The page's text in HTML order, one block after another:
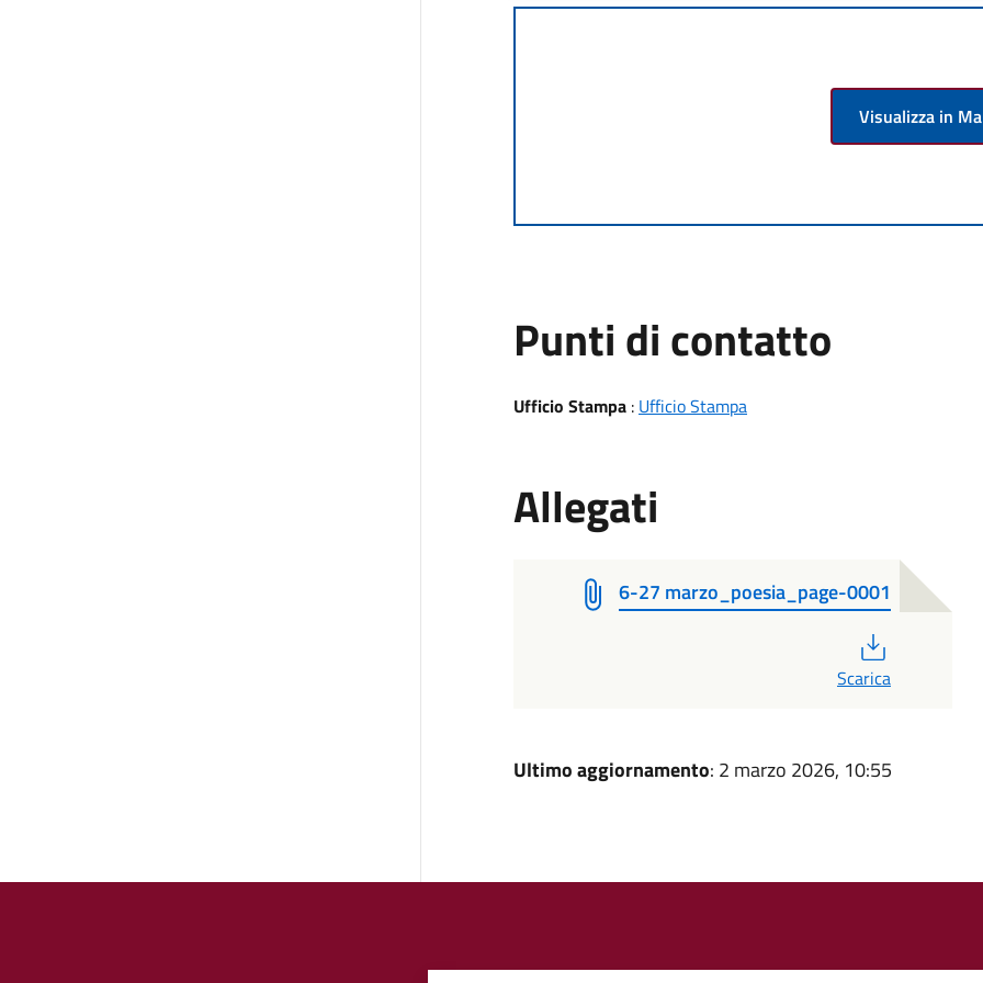
Visualizza in
Punti di contatto
Ufficio Stampa: Ufficio Stampa
Allegati
6-27 marzo_poesia_page-0001
Scarica
Ultimo aggiornamento: 2 marzo 2026, 10:55